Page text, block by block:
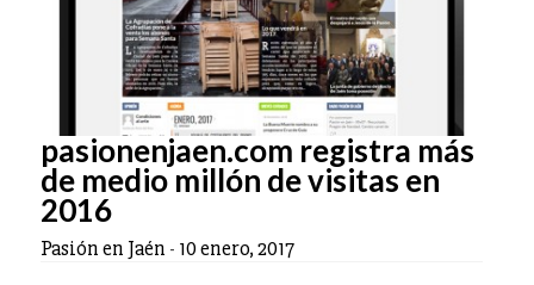
pasionenjaen.com registra más
de medio millón de visitas en
2016
Pasión en Jaén - 10 enero, 2017